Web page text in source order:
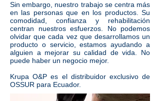
Sin embargo, nuestro trabajo se centra más
en las personas que en los productos. Su
comodidad, confianza y rehabilitación
centran nuestros esfuerzos. No podemos
olvidar que cada vez que desarrollamos un
producto o servicio, estamos ayudando a
alguien a mejorar su calidad de vida. No
puede haber un negocio mejor.
Krupa O&P es el distribuidor exclusivo de
OSSUR para Ecuador.